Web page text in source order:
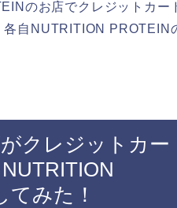
のお店でクレジットカー
各自NUTRITION PROTEIN
クレジットカー
みた！